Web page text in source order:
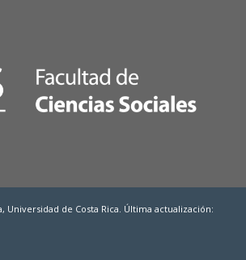
Universidad de Costa Rica. Última actualización: